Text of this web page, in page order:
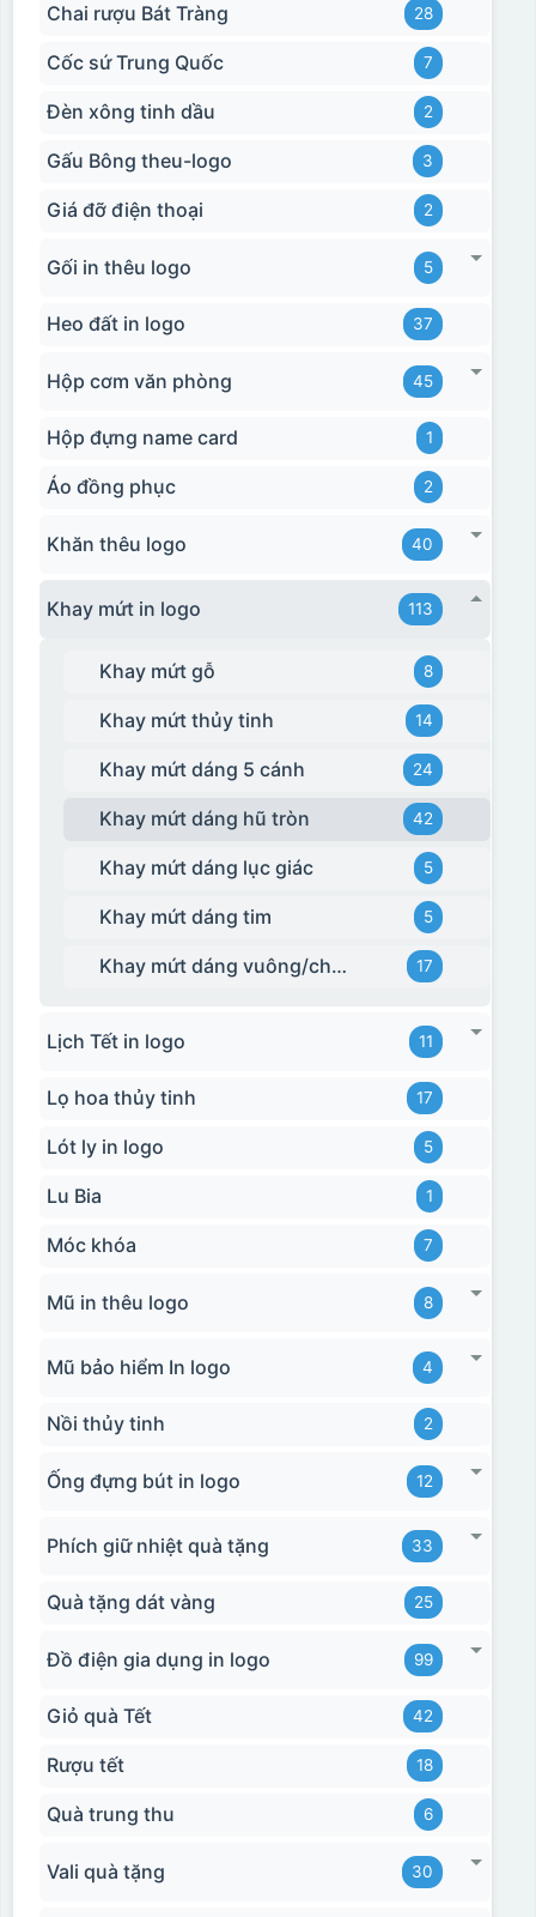
Chai rượu Bát Tràng 28
Cốc sứ Trung Quốc 7
Đèn xông tinh dầu 2
Gấu Bông theu-logo 3
Giá đỡ điện thoại 2
Gối in thêu logo 5
Heo đất in logo 37
Hộp cơm văn phòng 45
Hộp đựng name card 1
Áo đồng phục 2
Khăn thêu logo 40
Khay mứt in logo 113
Khay mứt gỗ 8
Khay mứt thủy tinh 14
Khay mứt dáng 5 cánh 24
Khay mứt dáng hũ tròn 42
Khay mứt dáng lục giác 5
Khay mứt dáng tim 5
Khay mứt dáng vuông/chữ nhật 17
Lịch Tết in logo 11
Lọ hoa thủy tinh 17
Lót ly in logo 5
Lu Bia 1
Móc khóa 7
Mũ in thêu logo 8
Mũ bảo hiểm In logo 4
Nồi thủy tinh 2
Ống đựng bút in logo 12
Phích giữ nhiệt quà tặng 33
Quà tặng dát vàng 25
Đồ điện gia dụng in logo 99
Giỏ quà Tết 42
Rượu tết 18
Quà trung thu 6
Vali quà tặng 30